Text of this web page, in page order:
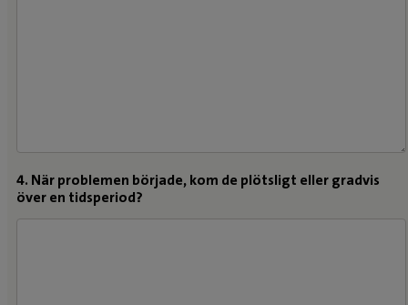
4. När problemen började, kom de plötsligt eller gradvis
över en tidsperiod?